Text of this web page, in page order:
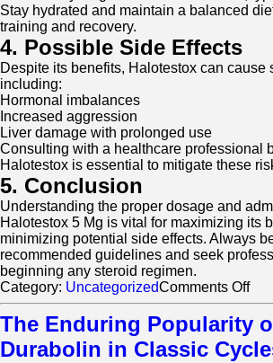
Stay hydrated and maintain a balanced
training and recovery.
4. Possible Side Effects
Despite its benefits, Halotestox can cause
including:
Hormonal imbalances
Increased aggression
Liver damage with prolonged use
Consulting with a healthcare professional
Halotestox is essential to mitigate these
5. Conclusion
Understanding the proper dosage and
Halotestox 5 Mg is vital for maximizing its
minimizing potential side effects. Always
recommended guidelines and seek
beginning any steroid regimen.
Category: UncategorizedComments Offon
5
Mg
The Enduring Popularity
Durabolin in Classic